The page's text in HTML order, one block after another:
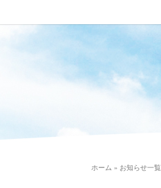
ホーム » お知らせ一覧